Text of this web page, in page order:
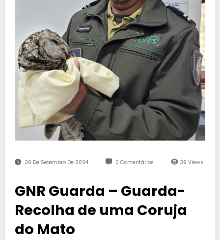
30 De Setembro De 2024 0 Comentários 39Views
GNR Guarda – Guarda-
Recolha de uma Coruja
do Mato